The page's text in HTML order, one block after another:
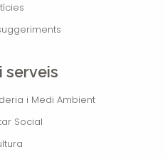
serveis
i Medi Ambient
Social